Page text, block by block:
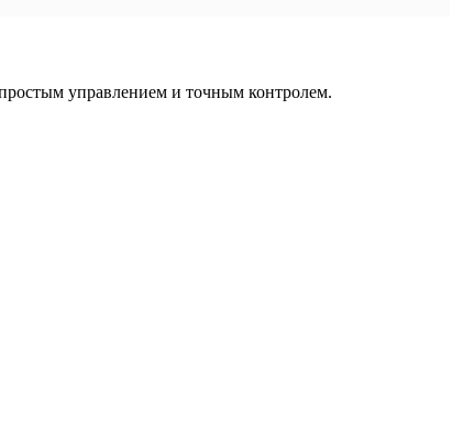
управлением и точным контролем.